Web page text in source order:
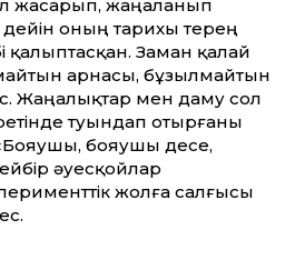
жасарып, жаңаланып
оның тарихы терең
қалыптасқан. Заман қалай
арнасы, бұзылмайтын
Жаңалықтар мен даму сол
туындап отырғаны
бояушы десе,
әуесқойлар
жолға салғысы